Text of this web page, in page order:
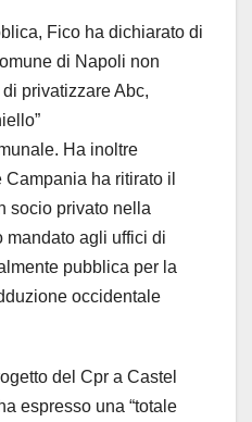
Fico ha dichiarato di
di Napoli non
privatizzare Abc,
Ha inoltre
ha ritirato il
socio privato nella
mandato agli uffici di
pubblica per la
occidentale
del Cpr a Castel
espresso una “totale